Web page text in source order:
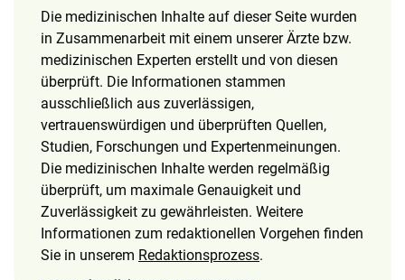
Die medizinischen Inhalte auf dieser Seite wurden
in Zusammenarbeit mit einem unserer Ärzte bzw.
medizinischen Experten erstellt und von diesen
überprüft. Die Informationen stammen
ausschließlich aus zuverlässigen,
vertrauenswürdigen und überprüften Quellen,
Studien, Forschungen und Expertenmeinungen.
Die medizinischen Inhalte werden regelmäßig
überprüft, um maximale Genauigkeit und
Zuverlässigkeit zu gewährleisten. Weitere
Informationen zum redaktionellen Vorgehen finden
Sie in unserem Redaktionsprozess.